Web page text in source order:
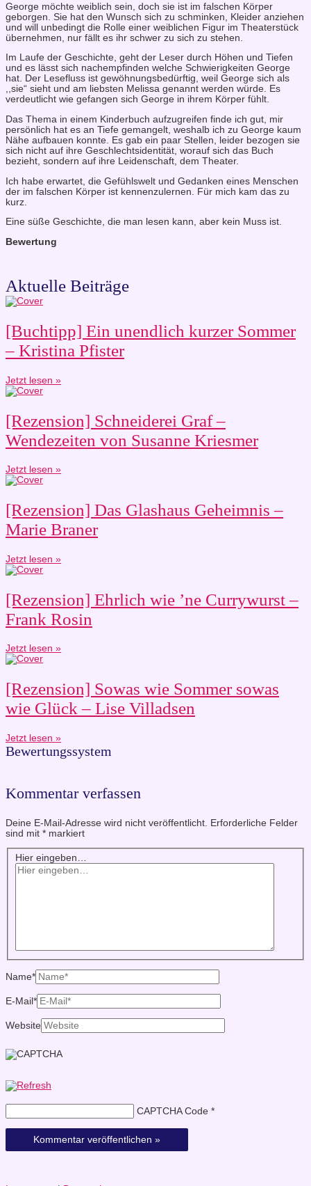
George möchte weiblich sein, doch sie ist im falschen Körper
geborgen. Sie hat den Wunsch sich zu schminken, Kleider anziehen
und will unbedingt die Rolle einer weiblichen Figur im Theaterstück
übernehmen, nur fällt es ihr schwer zu sich zu stehen.
Im Laufe der Geschichte, geht der Leser durch Höhen und Tiefen
und es lässt sich nachempfinden welche Schwierigkeiten George
hat. Der Lesefluss ist gewöhnungsbedürftig, weil George sich als
,,sie“ sieht und am liebsten Melissa genannt werden würde. Es
verdeutlicht wie gefangen sich George in ihrem Körper fühlt.
Das Thema in einem Kinderbuch aufzugreifen finde ich gut, mir
persönlich hat es an Tiefe gemangelt, weshalb ich zu George kaum
Nähe aufbauen konnte. Es gab ein paar Stellen, leider bezogen sie
sich nicht auf ihre Geschlechtsidentität, worauf sich das Buch
bezieht, sondern auf ihre Leidenschaft, dem Theater.
Ich habe erwartet, die Gefühlswelt und Gedanken eines Menschen
der im falschen Körper ist kennenzulernen. Für mich kam das zu
kurz.
Eine süße Geschichte, die man lesen kann, aber kein Muss ist.
Bewertung
Aktuelle Beiträge
[Buchtipp] Ein unendlich kurzer Sommer
– Kristina Pfister
Jetzt lesen »
[Rezension] Schneiderei Graf –
Wendezeiten von Susanne Kriesmer
Jetzt lesen »
[Rezension] Das Glashaus Geheimnis –
Marie Braner
Jetzt lesen »
[Rezension] Ehrlich wie ’ne Currywurst –
Frank Rosin
Jetzt lesen »
[Rezension] Sowas wie Sommer sowas
wie Glück – Lise Villadsen
Jetzt lesen »
Bewertungssystem
Kommentar verfassen
Deine E-Mail-Adresse wird nicht veröffentlicht. Erforderliche Felder
sind mit * markiert
Hier eingeben…
Name*
E-Mail*
Website
CAPTCHA Code *